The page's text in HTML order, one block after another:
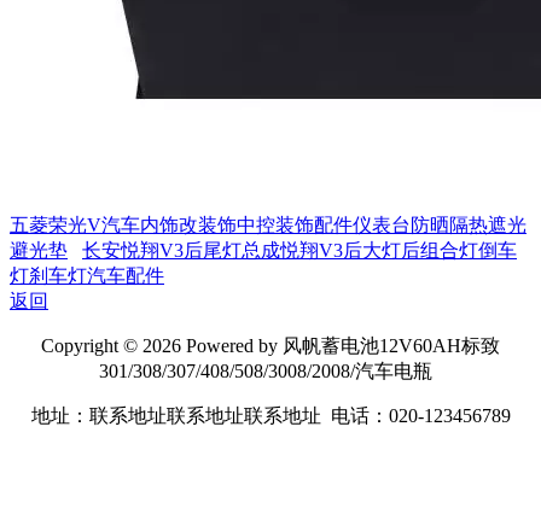
五菱荣光V汽车内饰改装饰中控装饰配件仪表台防晒隔热遮光
避光垫
长安悦翔V3后尾灯总成悦翔V3后大灯后组合灯倒车
灯刹车灯汽车配件
返回
Copyright © 2026 Powered by 风帆蓄电池12V60AH标致
301/308/307/408/508/3008/2008/汽车电瓶
地址：联系地址联系地址联系地址 电话：020-123456789